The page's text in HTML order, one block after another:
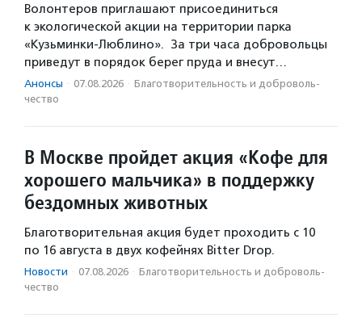
Волонтеров приглашают присоединиться
к экологической акции на территории парка
«Кузьминки-Люблино». За три часа добровольцы
приведут в порядок берег пруда и внесут…
Анонсы · 07.08.2026 · Благотвори­тель­ность и доброволь­
чест­во
В Москве пройдет акция «Кофе для
хорошего мальчика» в поддержку
бездомных животных
Благотворительная акция будет проходить с 10
по 16 августа в двух кофейнях Bitter Drop.
Новости · 07.08.2026 · Благотвори­тель­ность и доброволь­
чест­во